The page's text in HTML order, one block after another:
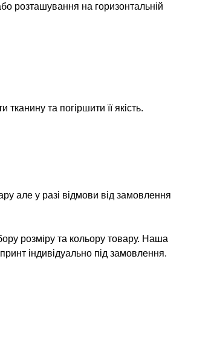
розташування на горизонтальній
та погіршити її якість.
але у разі відмови від замовлення
розміру та кольору товару. Наша
індивідуально під замовлення.